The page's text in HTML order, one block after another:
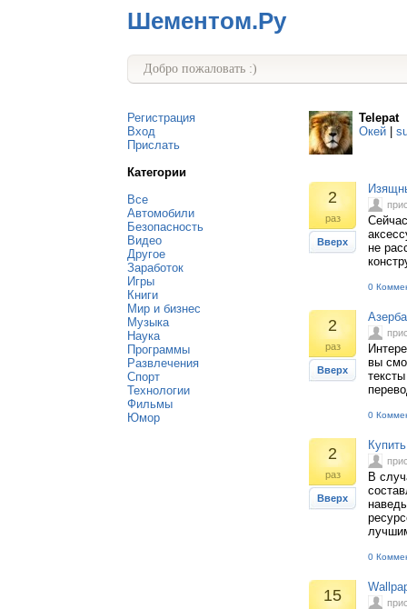
Шементом.Ру
Добро пожаловать :)
Регистрация
Вход
Прислать
Категории
Все
Автомобили
Безопасность
Видео
Другое
Заработок
Игры
Книги
Мир и бизнес
Музыка
Наука
Программы
Развлечения
Спорт
Технологии
Фильмы
Юмор
Telepat
Окей
2
раз
Вверх
не
0
2
раз
Вверх
вы
0
2
раз
Вверх
В
0
15